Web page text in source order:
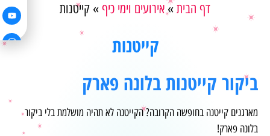
דף הבית»אירועים וימי כיף» קייטנות
קייטנות
ביקור קייטנות בלונה פארק
מארגנים קייטנה בחופשה הקרובה? הקייטנה לא תהיה מושלמת בלי ביקור
בלונה פארק!